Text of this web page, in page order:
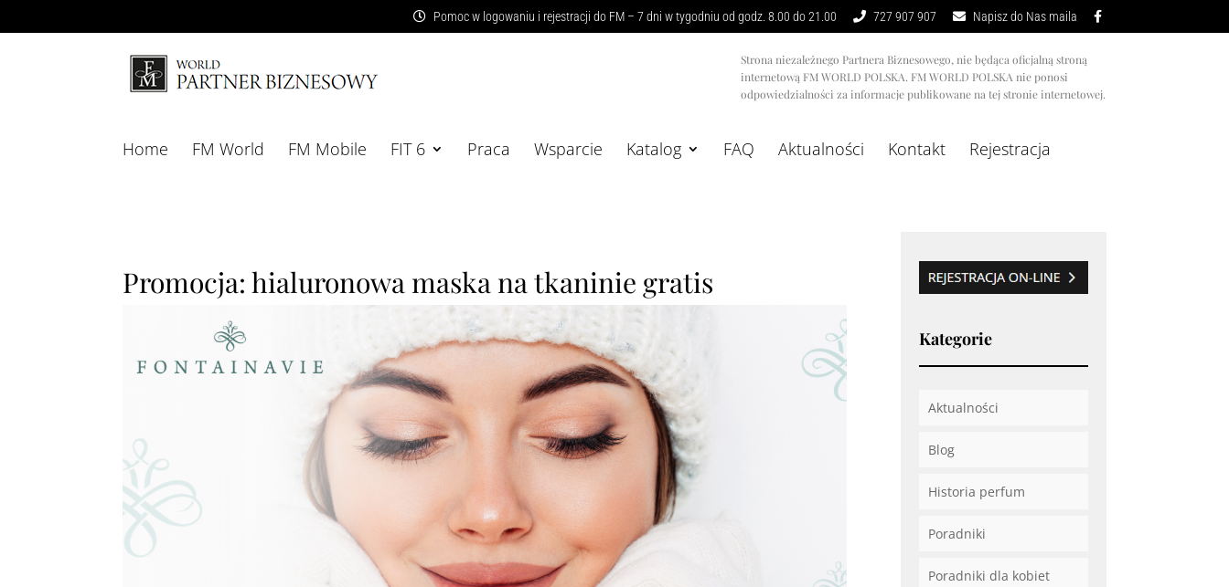
Pomoc w logowaniu i rejestracji do FM – 7 dni w tygodniu od godz. 8.00 do 21.00 727 907 907 Napisz do Nas maila
Strona niezależnego Partnera Biznesowego, nie będąca oficjalną stroną
internetową FM WORLD POLSKA. FM WORLD POLSKA nie ponosi
odpowiedzialności za informacje publikowane na tej stronie internetowej.
Home FM World FM Mobile FIT 6 Praca Wsparcie Katalog FAQ Aktualności Kontakt Rejestracja
Promocja: hialuronowa maska na tkaninie gratis
Kategorie
Aktualności
Blog
Historia perfum
Poradniki
Poradniki dla kobiet